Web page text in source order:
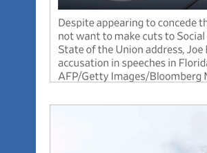
El Senado blinda por ley a los p...
Elecciones Legislativas del 26 d...